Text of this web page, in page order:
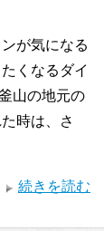
が気になる
くなるダイ
山の地元の
時は、さ
続きを読む